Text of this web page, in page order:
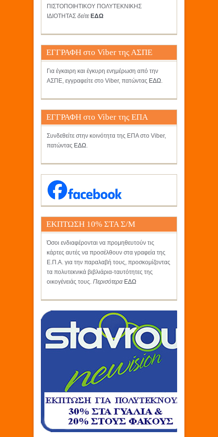
ΠΙΣΤΟΠΟΙΗΤΙΚΟΥ ΠΟΛΥΤΕΚΝΙΚΗΣ
ΙΔΙΟΤΗΤΑΣ δείτε ΕΔΩ
ΕΓΓΡΑΦΗ στο Viber της ΑΣΠΕ
Για έγκαιρη και έγκυρη ενημέρωση από την
ΑΣΠΕ, εγγραφείτε στο Viber, πατώντας ΕΔΩ.
ΕΓΓΡΑΦΗ στο Viber της ΕΠΑ
Συνδεθείτε στην κοινότητα της ΕΠΑ στο Viber,
πατώντας ΕΔΩ.
ΕΚΠΤΩΣΗ 10% ΣΤΑ Σ/Μ
ΚΡΗΤΙΚΟΣ
Όσοι ενδιαφέρονται να προμηθευτούν τις
κάρτες αυτές να προσέλθουν στα γραφεία της
Ε.Π.Α. για την παραλαβή τους, προσκομίζοντας
τα πολυτεκνικά βιβλιάρια-ταυτότητες της
οικογένειάς τους. Περισότερα ΕΔΩ